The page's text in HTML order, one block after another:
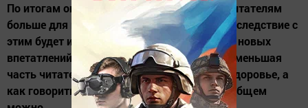
По итогам опроса получилось что многих читателям
больше для полного счастья нужно денег, вследствие с
этим будет и здоровье и любовь, а друзей и новых
впетатлений им хватает. Другая уже более меньшая
часть читателей считает что лучше иметь здоровье, а
как говориться деньги будут. Ну а далее в общем